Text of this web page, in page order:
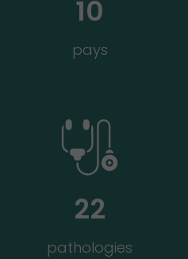
10
pays
22
pathologies